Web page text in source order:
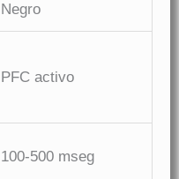
Negro
PFC activo
100-500 mseg